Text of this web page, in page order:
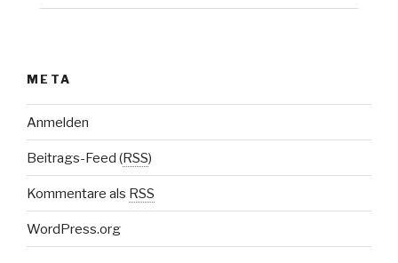
META
Anmelden
Beitrags-Feed (RSS)
Kommentare als RSS
WordPress.org